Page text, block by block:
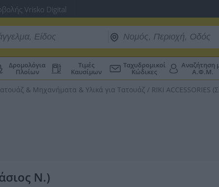
Vrisko Digital
Δρομολόγια
Πλοίων
Τιμές
Καυσίμων
Ταχυδρομικοί
Κώδικες
Αναζήτηση
Α.Φ.Μ.
& Μηχανήματα & Υλικά για Τατουάζ / RIKI ACCESSORIES
Ν.)